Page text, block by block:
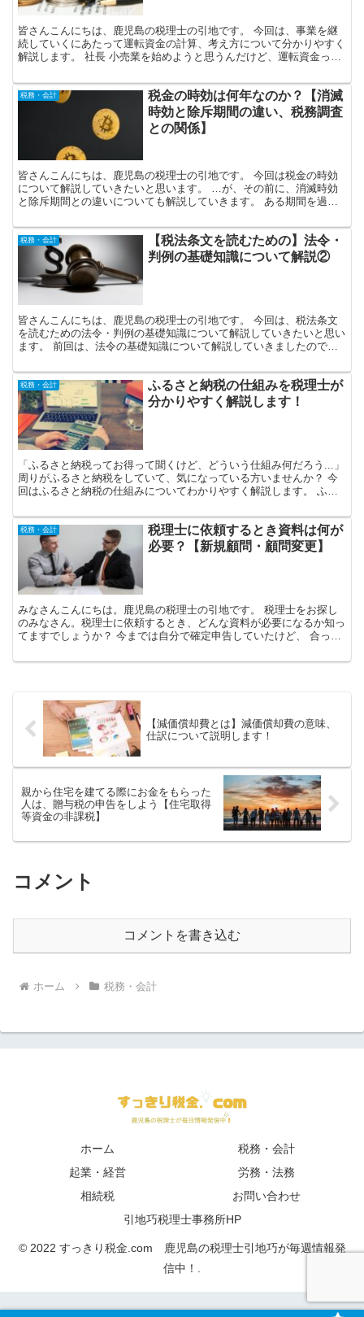
皆さんこんにちは、鹿児島の税理士の引地です。 今回は、事業を継
続していくにあたって運転資金の計算、考え方について分かりやすく
解説します。 社長 小売業を始めようと思うんだけど、運転資金って
税務・会計
税金の時効は何年なのか？【消滅
時効と除斥期間の違い、税務調査
との関係】
皆さんこんにちは、鹿児島の税理士の引地です。 今回は税金の時効
について解説していきたいと思います。 …が、その前に、消滅時効
と除斥期間との違いについても解説していきます。 ある期間を過ぎ
税務・会計
【税法条文を読むための】法令・
判例の基礎知識について解説②
皆さんこんにちは、鹿児島の税理士の引地です。 今回は、税法条文
を読むための法令・判例の基礎知識について解説していきたいと思い
ます。 前回は、法令の基礎知識について解説していきましたので、
税務・会計
ふるさと納税の仕組みを税理士が
分かりやすく解説します！
「ふるさと納税ってお得って聞くけど、どういう仕組み何だろう...」
周りがふるさと納税をしていて、気になっている方いませんか？ 今
回はふるさと納税の仕組みについてわかりやすく解説します。 ふる
税務・会計
税理士に依頼するとき資料は何が
必要？【新規顧問・顧問変更】
みなさんこんにちは。鹿児島の税理士の引地です。 税理士をお探し
のみなさん。税理士に依頼するとき、どんな資料が必要になるか知っ
てますでしょうか？ 今までは自分で確定申告していたけど、 合って
【減価償却費とは】減価償却費の意味、
仕訳について説明します！
親から住宅を建てる際にお金をもらった
人は、贈与税の申告をしよう【住宅取得
等資金の非課税】
コメント
コメントを書き込む
ホーム 税務・会計
ホーム
税務・会計
起業・経営
労務・法務
相続税
お問い合わせ
引地巧税理士事務所HP
© 2022 すっきり税金.com 鹿児島の税理士引地巧が毎週情報発
信中！.